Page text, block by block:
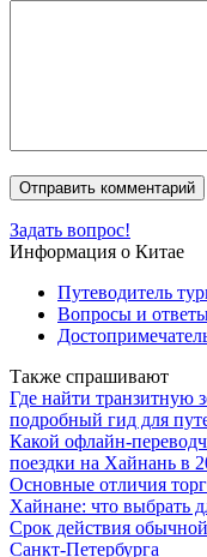
Задать вопрос!
Информация о Китае
Путеводитель
Вопросы и
Также спрашивают
Где найти транзитную
подробный гид для
Какой офлайн-
поездки на Хайнань в
Основные отличия
Хайнане: что выбрать
Срок действия
Санкт-Петербурга